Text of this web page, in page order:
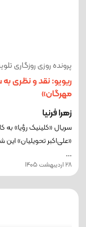
پرونده روزی روزگاری
ریویو: نقد و نظری
مهرگان»
زهرا فرنیا
سریال «کلینیک رؤیا» به
«علی‌اکبر تحویلیان»
...
28 اردیبهشت 1405